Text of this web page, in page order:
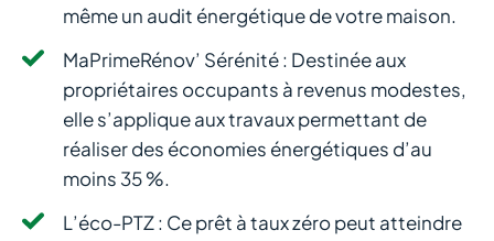
même un audit énergétique de votre maison.
MaPrimeRénov’ Sérénité : Destinée aux
propriétaires occupants à revenus modestes,
elle s’applique aux travaux permettant de
réaliser des économies énergétiques d’au
moins 35 %.
L’éco-PTZ : Ce prêt à taux zéro peut atteindre